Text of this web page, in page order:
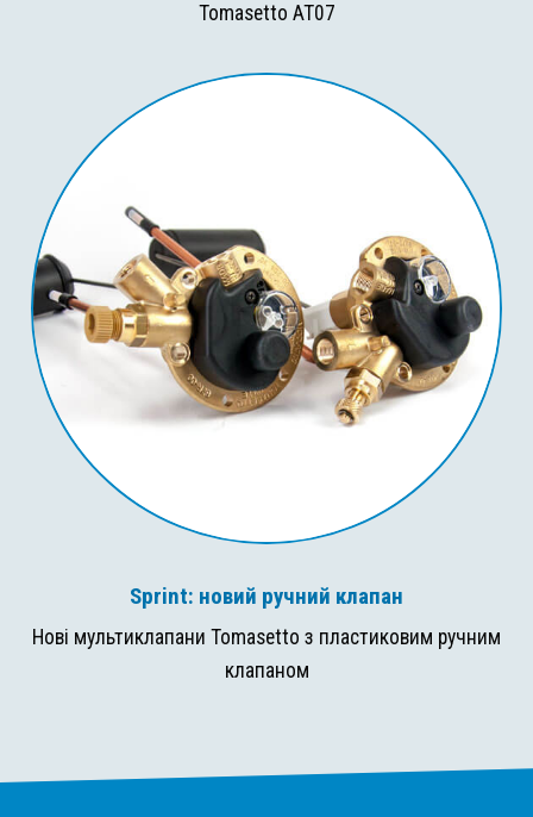
Tomasetto AT07
Sprint: новий ручний клапан
Нові мультиклапани Tomasetto з пластиковим ручним
клапаном